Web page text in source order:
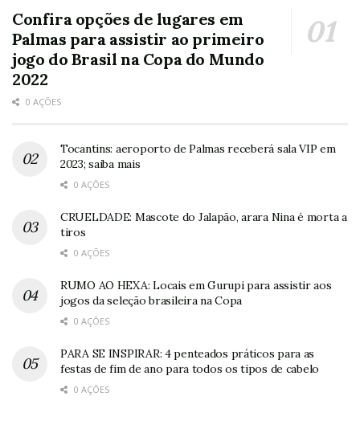
Confira opções de lugares em
Palmas para assistir ao primeiro
jogo do Brasil na Copa do Mundo
2022
0 AÇÕES
Tocantins: aeroporto de Palmas receberá sala VIP em
2023; saiba mais
0 AÇÕES
CRUELDADE: Mascote do Jalapão, arara Nina é morta a
tiros
0 AÇÕES
RUMO AO HEXA: Locais em Gurupi para assistir aos
jogos da seleção brasileira na Copa
0 AÇÕES
PARA SE INSPIRAR: 4 penteados práticos para as
festas de fim de ano para todos os tipos de cabelo
0 AÇÕES